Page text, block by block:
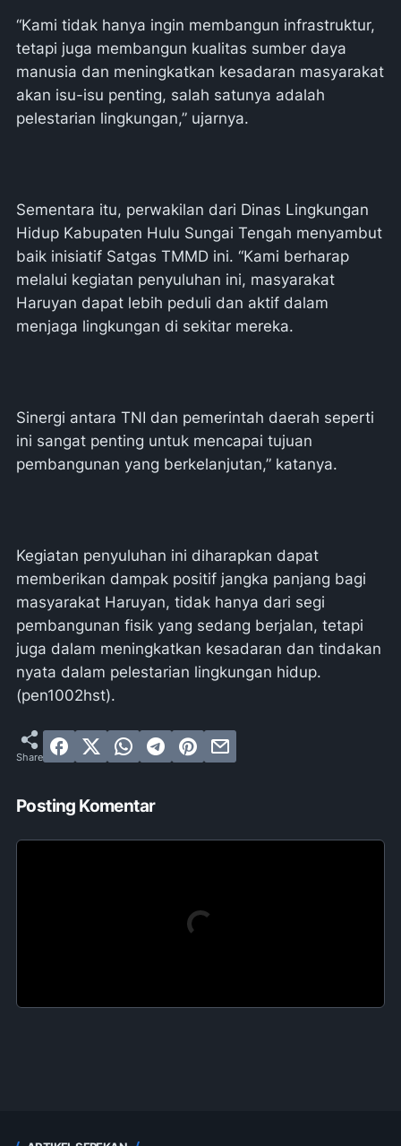
“Kami tidak hanya ingin membangun infrastruktur,
tetapi juga membangun kualitas sumber daya
manusia dan meningkatkan kesadaran masyarakat
akan isu-isu penting, salah satunya adalah
pelestarian lingkungan,” ujarnya.
Sementara itu, perwakilan dari Dinas Lingkungan
Hidup Kabupaten Hulu Sungai Tengah menyambut
baik inisiatif Satgas TMMD ini. “Kami berharap
melalui kegiatan penyuluhan ini, masyarakat
Haruyan dapat lebih peduli dan aktif dalam
menjaga lingkungan di sekitar mereka.
Sinergi antara TNI dan pemerintah daerah seperti
ini sangat penting untuk mencapai tujuan
pembangunan yang berkelanjutan,” katanya.
Kegiatan penyuluhan ini diharapkan dapat
memberikan dampak positif jangka panjang bagi
masyarakat Haruyan, tidak hanya dari segi
pembangunan fisik yang sedang berjalan, tetapi
juga dalam meningkatkan kesadaran dan tindakan
nyata dalam pelestarian lingkungan hidup.
(pen1002hst).
Posting Komentar